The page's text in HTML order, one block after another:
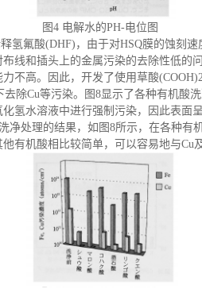
图4 电解水的PH-电位图
氢氟酸(DHF)，由于对HSQ膜的蚀刻速
布线和插头上的金属污染的去除性低的
不高。因此，开发了使用草酸
除Cu等污染。图8显示了各种有机酸
氢水溶液中进行强制污染，因此表面
净处理的结果，如图8所示，在各种有
有机酸相比较简单，可以容易地与Cu